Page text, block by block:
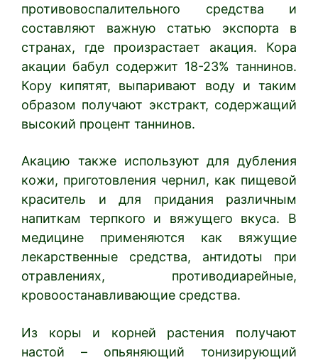
противовоспалительного средства и
составляют важную статью экспорта в
странах, где произрастает акация. Кора
акации бабул содержит 18-23% таннинов.
Кору кипятят, выпаривают воду и таким
образом получают экстракт, содержащий
высокий процент таннинов.
Акацию также используют для дубления
кожи, приготовления чернил, как пищевой
краситель и для придания различным
напиткам терпкого и вяжущего вкуса. В
медицине применяются как вяжущие
лекарственные средства, антидоты при
отравлениях, противодиарейные,
кровоостанавливающие средства.
Из коры и корней растения получают
настой – опьяняющий тонизирующий